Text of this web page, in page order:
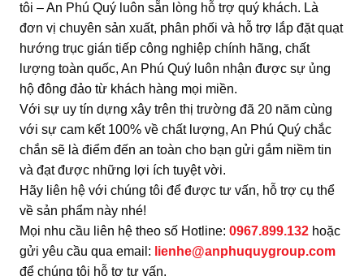
tôi – An Phú Quý luôn sẵn lòng hỗ trợ quý khách. Là
đơn vị chuyên sản xuất, phân phối và hỗ trợ lắp đặt quạt
hướng trục gián tiếp công nghiệp chính hãng, chất
lượng toàn quốc, An Phú Quý luôn nhận được sự ủng
hộ đông đảo từ khách hàng mọi miền.
Với sự uy tín dựng xây trên thị trường đã 20 năm cùng
với sự cam kết 100% về chất lượng, An Phú Quý chắc
chắn sẽ là điểm đến an toàn cho bạn gửi gắm niềm tin
và đạt được những lợi ích tuyệt vời.
Hãy liên hệ với chúng tôi để được tư vấn, hỗ trợ cụ thể
về sản phẩm này nhé!
Mọi nhu cầu liên hệ theo số Hotline: 0967.899.132 hoặc
gửi yêu cầu qua email: lienhe@anphuquygroup.com
để chúng tôi hỗ tợ tư vấn.